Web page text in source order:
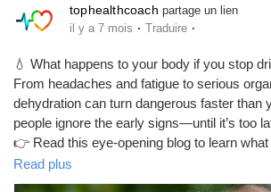
Découvrir Groupes
Mes groupes
tophealthcoach partage un lien
il y a 7 mois · Traduire ·
💧 What happens to your body if you stop
From headaches and fatigue to serious
dehydration can turn dangerous faster than
people ignore the early signs—until it’s too
👉 Read this eye-opening blog to learn
don’t drink water for 24 hours, 2 days, 4
plus the warning signs your body is
Read plus